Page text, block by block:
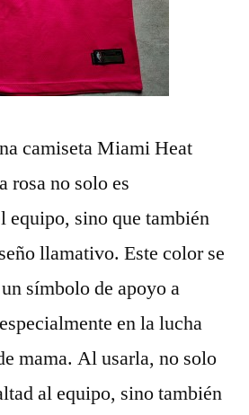
camiseta Miami Heat
rosa no solo es
equipo, sino que también
llamativo. Este color se
símbolo de apoyo a
en la lucha
mama. Al usarla, no solo
al equipo, sino también